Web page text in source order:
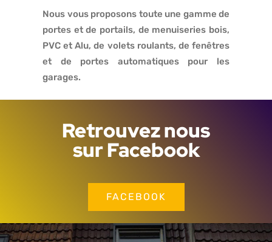
Nous vous proposons toute une gamme de
portes et de portails, de menuiseries bois,
PVC et Alu, de volets roulants, de fenêtres
et de portes automatiques pour les
garages.
Retrouvez nous
sur Facebook
FACEBOOK